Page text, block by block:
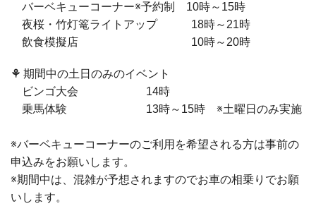
バーベキューコーナー※予約制 10時～ 15時
夜桜・竹灯篭ライトアップ 18時～ 21時
飲食模擬店 10時～ 20時
⚘ 期間中の土日のみのイベント
ビンゴ大会 14時
乗馬体験 13時～ 15時 ※土曜日のみ実施
※バーベキューコーナーのご利用を希望される方は事前の
申込みをお願いします。
※期間中は、混雑が予想されますのでお車の相乗りでお願
いします。